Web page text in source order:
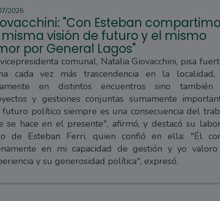
2026
"Con Esteban
visión de futuro y el mismo
por General Lagos"
comunal, Natalia Giovacchini, pisa
cada vez más trascendencia en la localidad,
en distintos encuentros sino también
y gestiones conjuntas sumamente
futuro político siempre es una consecuencia del
se hace en el presente", afirmó, y destacó su
de Esteban Ferri, quien confió en ella: "Él
en mi capacidad de gestión y yo valoro
y su generosidad política", expresó.